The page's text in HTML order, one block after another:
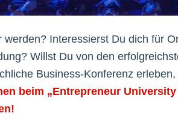
Interessierst Du dich für
Willst Du von den
Business-Konferenz
beim „Entrepreneur University